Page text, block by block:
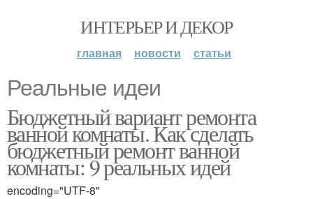
ИНТЕРЬЕР И ДЕКОР
главная новости статьи
Реальные идеи
Бюджетный вариант ремонта
ванной комнаты. Как сделать
бюджетный ремонт ванной
комнаты: 9 реальных идей
encoding="UTF-8"